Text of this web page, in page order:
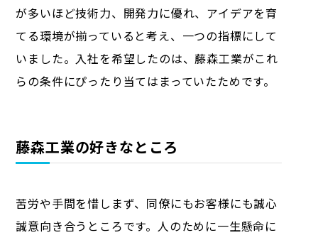
が多いほど技術力、開発力に優れ、アイデアを育
てる環境が揃っていると考え、一つの指標にして
いました。入社を希望したのは、藤森工業がこれ
らの条件にぴったり当てはまっていたためです。
藤森工業の好きなところ
苦労や手間を惜しまず、同僚にもお客様にも誠心
誠意向き合うところです。人のために一生懸命に